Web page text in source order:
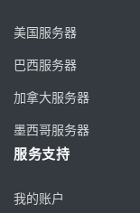
美国服务器
巴西服务器
加拿大服务器
墨西哥服务器
服务支持
我的账户